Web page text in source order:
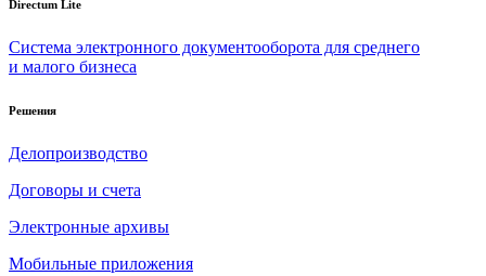
Directum Lite
Система электронного документооборота для среднего
и малого бизнеса
Решения
Делопроизводство
Договоры и счета
Электронные архивы
Мобильные приложения